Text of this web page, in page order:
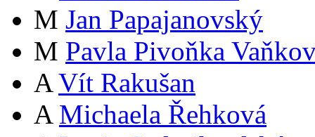
M Jan Papajanovský
M Pavla Pivoňka
A Vít Rakušan
A Michaela Řehková